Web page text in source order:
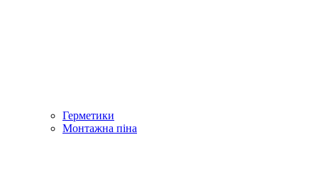
Герметики
Монтажна піна